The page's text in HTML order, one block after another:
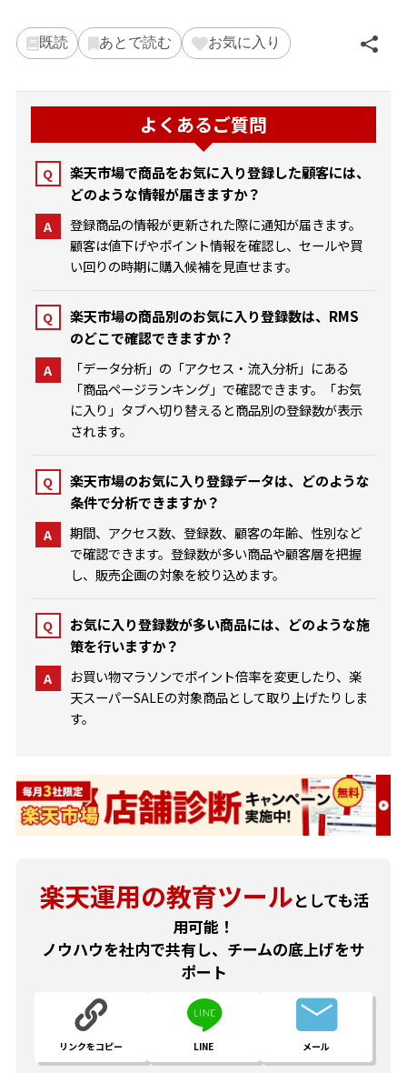
既読 あとで読む お気に入り
よくあるご質問
Q
楽天市場で商品をお気に入り登録した顧客には、
どのような情報が届きますか？
A
登録商品の情報が更新された際に通知が届きます。
顧客は値下げやポイント情報を確認し、セールや買
い回りの時期に購入候補を見直せます。
Q
楽天市場の商品別のお気に入り登録数は、RMS
のどこで確認できますか？
A
「データ分析」の「アクセス・流入分析」にある
「商品ページランキング」で確認できます。「お気
に入り」タブへ切り替えると商品別の登録数が表示
されます。
Q
楽天市場のお気に入り登録データは、どのような
条件で分析できますか？
A
期間、アクセス数、登録数、顧客の年齢、性別など
で確認できます。登録数が多い商品や顧客層を把握
し、販売企画の対象を絞り込めます。
Q
お気に入り登録数が多い商品には、どのような施
策を行いますか？
A
お買い物マラソンでポイント倍率を変更したり、楽
天スーパーSALEの対象商品として取り上げたりしま
す。
楽天運用の教育ツールとしても活
用可能！
ノウハウを社内で共有し、チームの底上げをサ
ポート
リンクをコピー LINE メール